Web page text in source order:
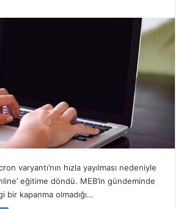
varyantı’nın hızla yayılması nedeniyle
eğitime döndü. MEB’in gündeminde
bir kapanma olmadığı…